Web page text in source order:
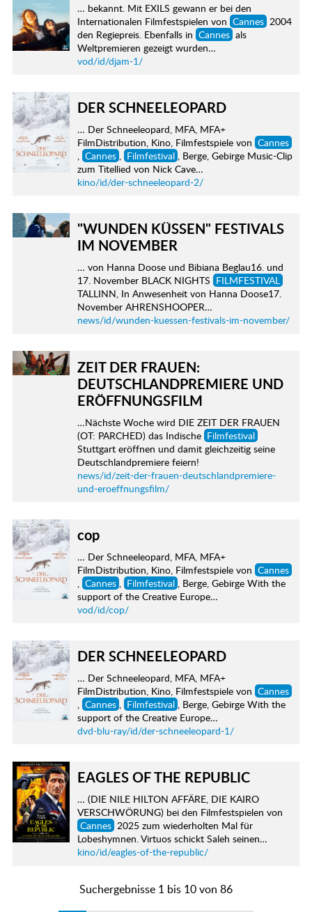
… bekannt. Mit EXILS gewann er bei den
Internationalen Filmfestspielen von Cannes 2004
den Regiepreis. Ebenfalls in Cannes als
Weltpremieren gezeigt wurden…
vod/id/djam-1/
DER SCHNEELEOPARD
… Der Schneeleopard, MFA, MFA+
FilmDistribution, Kino, Filmfestspiele von Cannes
, Cannes , Filmfestival , Berge, Gebirge Music-Clip
zum Titellied von Nick Cave…
kino/id/der-schneeleopard-2/
"WUNDEN KÜSSEN" FESTIVALS
IM NOVEMBER
… von Hanna Doose und Bibiana Beglau16. und
17. November BLACK NIGHTS FILMFESTIVAL
TALLINN, In Anwesenheit von Hanna Doose17.
November AHRENSHOOPER…
news/id/wunden-kuessen-festivals-im-november/
ZEIT DER FRAUEN:
DEUTSCHLANDPREMIERE UND
ERÖFFNUNGSFILM
…Nächste Woche wird DIE ZEIT DER FRAUEN
(OT: PARCHED) das Indische Filmfestival
Stuttgart eröffnen und damit gleichzeitig seine
Deutschlandpremiere feiern!
news/id/zeit-der-frauen-deutschlandpremiere-
und-eroeffnungsfilm/
cop
… Der Schneeleopard, MFA, MFA+
FilmDistribution, Kino, Filmfestspiele von Cannes
, Cannes , Filmfestival , Berge, Gebirge With the
support of the Creative Europe…
vod/id/cop/
DER SCHNEELEOPARD
… Der Schneeleopard, MFA, MFA+
FilmDistribution, Kino, Filmfestspiele von Cannes
, Cannes , Filmfestival , Berge, Gebirge With the
support of the Creative Europe…
dvd-blu-ray/id/der-schneeleopard-1/
EAGLES OF THE REPUBLIC
… (DIE NILE HILTON AFFÄRE, DIE KAIRO
VERSCHWÖRUNG) bei den Filmfestspielen von
Cannes 2025 zum wiederholten Mal für
Lobeshymnen. Virtuos schickt Saleh seinen…
kino/id/eagles-of-the-republic/
Suchergebnisse 1 bis 10 von 86